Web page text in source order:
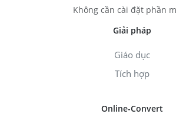
Không cần cài đặt phần
Giải pháp
Giáo dục
Tích hợp
Online-Convert